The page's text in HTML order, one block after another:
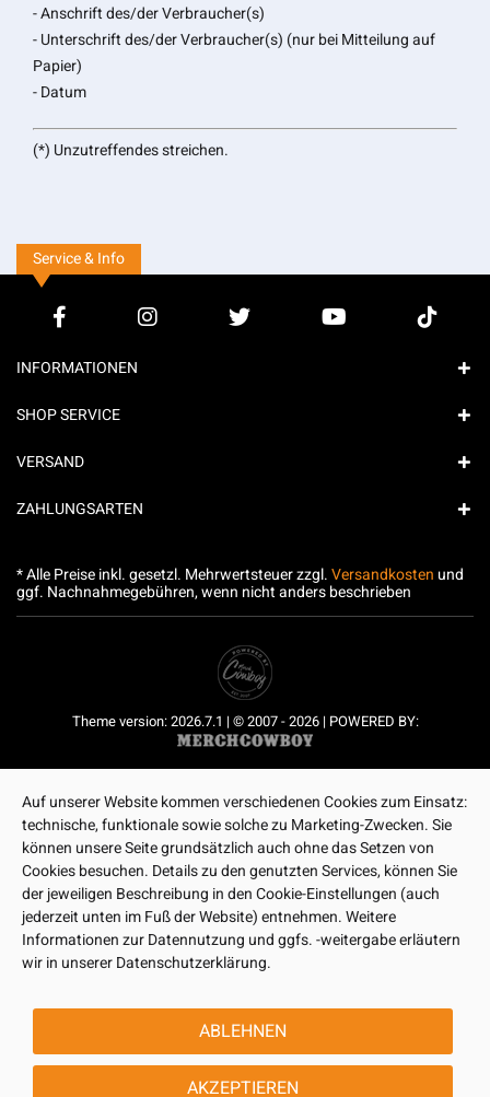
- Anschrift des/der Verbraucher(s)
- Unterschrift des/der Verbraucher(s) (nur bei Mitteilung auf
Papier)
- Datum
(*) Unzutreffendes streichen.
Service & Info
INFORMATIONEN
SHOP SERVICE
VERSAND
ZAHLUNGSARTEN
* Alle Preise inkl. gesetzl. Mehrwertsteuer zzgl.Versandkosten und
ggf. Nachnahmegebühren, wenn nicht anders beschrieben
Theme version: 2026.7.1 | © 2007 - 2026 | POWERED BY:
Auf unserer Website kommen verschiedenen Cookies zum Einsatz:
technische, funktionale sowie solche zu Marketing-Zwecken. Sie
können unsere Seite grundsätzlich auch ohne das Setzen von
Cookies besuchen. Details zu den genutzten Services, können Sie
der jeweiligen Beschreibung in den Cookie-Einstellungen (auch
jederzeit unten im Fuß der Website) entnehmen. Weitere
Informationen zur Datennutzung und ggfs. -weitergabe erläutern
wir in unserer Datenschutzerklärung.
ABLEHNEN
AKZEPTIEREN